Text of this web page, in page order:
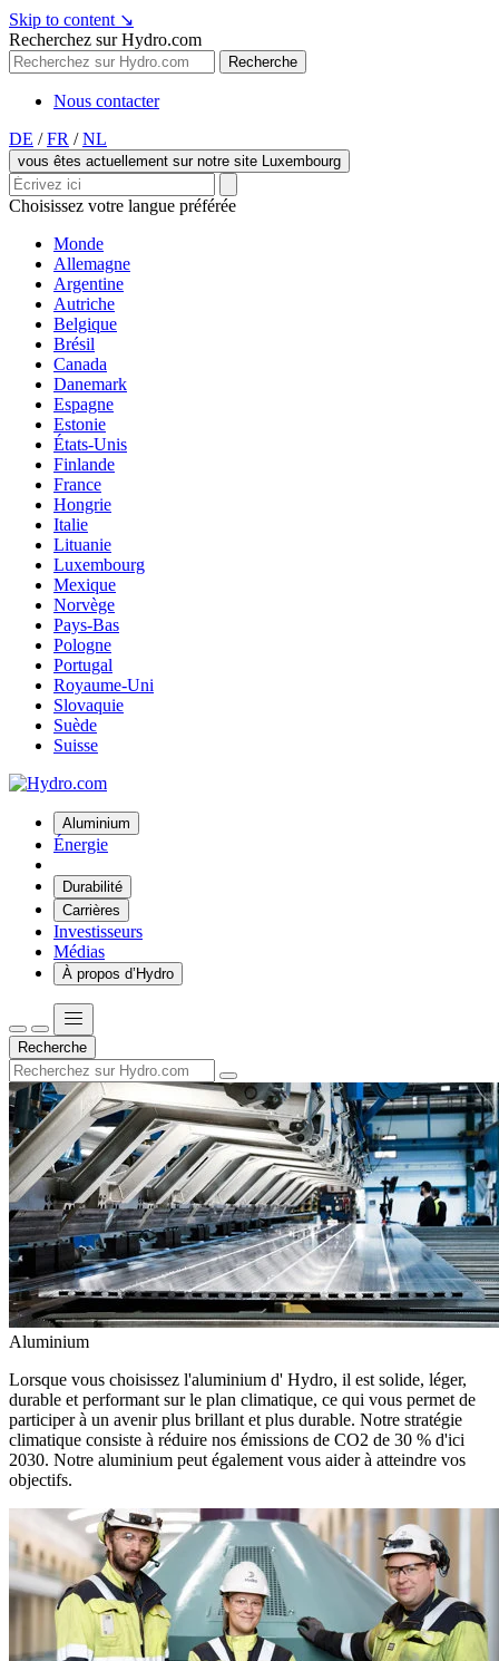
Skip to content ↘
Recherchez sur Hydro.com
Recherche
Nous contacter
DE / FR / NL
vous êtes actuellement sur notre site Luxembourg
Choisissez votre langue préférée
Monde
Allemagne
Argentine
Autriche
Belgique
Brésil
Canada
Danemark
Espagne
Estonie
États-Unis
Finlande
France
Hongrie
Italie
Lituanie
Luxembourg
Mexique
Norvège
Pays-Bas
Pologne
Portugal
Royaume-Uni
Slovaquie
Suède
Suisse
Aluminium
Énergie
Durabilité
Carrières
Investisseurs
Médias
À propos d’Hydro
Recherche
Aluminium
Lorsque vous choisissez l'aluminium d' Hydro, il est solide, léger,
durable et performant sur le plan climatique, ce qui vous permet de
participer à un avenir plus brillant et plus durable. Notre stratégie
climatique consiste à réduire nos émissions de CO2 de 30 % d'ici
2030. Notre aluminium peut également vous aider à atteindre vos
objectifs.